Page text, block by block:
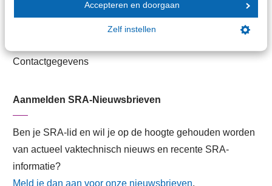
Accepteren en doorgaan
Zelf instellen
Contactgegevens
Aanmelden SRA-Nieuwsbrieven
Ben je SRA-lid en wil je op de hoogte gehouden worden
van actueel vaktechnisch nieuws en recente SRA-
informatie?
Meld je dan aan voor onze nieuwsbrieven.